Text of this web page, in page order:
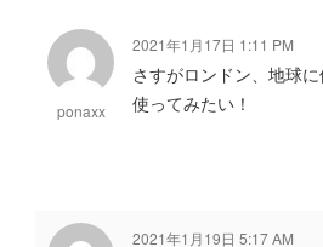
ponaxx
2021年1月17日 1:11 PM
さすがロンドン、地球に
使ってみたい！
2021年1月19日 5:17 AM